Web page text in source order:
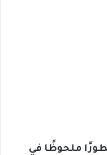
ملحوظًا في